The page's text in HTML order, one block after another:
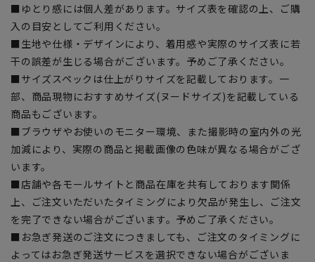
■ゆとり感には個人差があります。サイズ表を確認の上、ご購
入の目安としてご利用ください。
■生地や仕様・デザインにより、着用感や実際のサイズ表に若
干の誤差が生じる場合がございます。予めご了承ください。
■サイズスペックは仕上がりサイズを記載しております。一
部、商品現物におすすめサイズ(ヌードサイズ)を記載している
商品もございます。
■ブラウザやお使いのモニター環境、また撮影時の室内外の光
加減により、実際の商品と掲載画像の色味が異なる場合がござ
います。
■店舗や各モールサイトと商品在庫を共有しております関係
上、ご注文いただいたタイミングにより欠品が発生し、ご注文
を完了できない場合がございます。予めご了承ください。
■お急ぎ発送のご注文につきましても、ご注文のタイミングに
よってはお急ぎ発送サービスを選択できない場合がございま